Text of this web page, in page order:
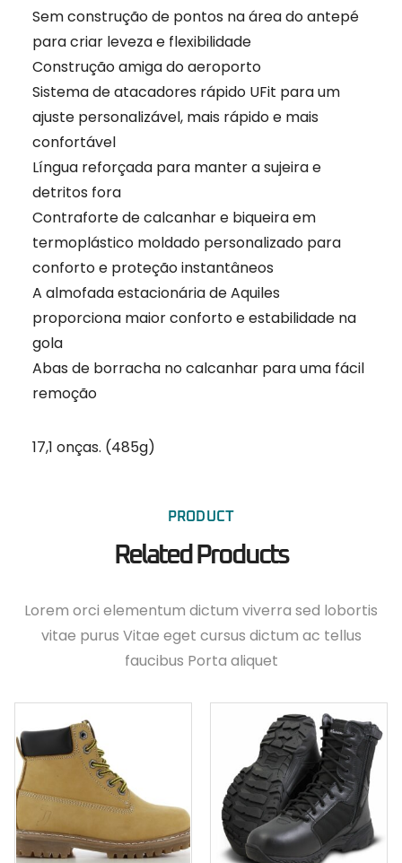
Sem construção de pontos na área do antepé
para criar leveza e flexibilidade
Construção amiga do aeroporto
Sistema de atacadores rápido UFit para um
ajuste personalizável, mais rápido e mais
confortável
Língua reforçada para manter a sujeira e
detritos fora
Contraforte de calcanhar e biqueira em
termoplástico moldado personalizado para
conforto e proteção instantâneos
A almofada estacionária de Aquiles
proporciona maior conforto e estabilidade na
gola
Abas de borracha no calcanhar para uma fácil
remoção
17,1 onças. (485g)
PRODUCT
Related Products
Lorem orci elementum dictum viverra sed lobortis
vitae purus Vitae eget cursus dictum ac tellus
faucibus Porta aliquet